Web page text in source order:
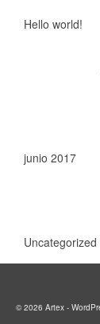
Hello world!
junio 2017
Uncategorized
© 2026 Artex -